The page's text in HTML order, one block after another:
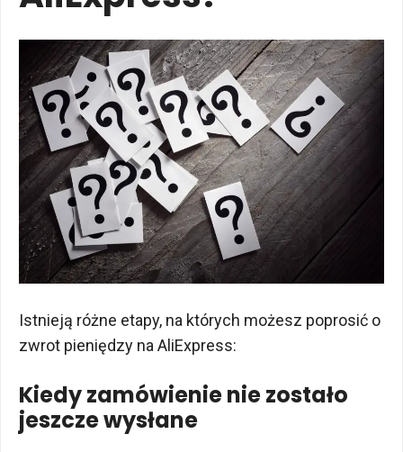
Istnieją różne etapy, na których możesz poprosić o
zwrot pieniędzy na AliExpress:
Kiedy zamówienie nie zostało
jeszcze wysłane